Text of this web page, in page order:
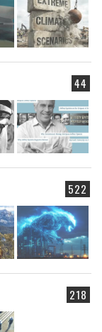
44
522
218